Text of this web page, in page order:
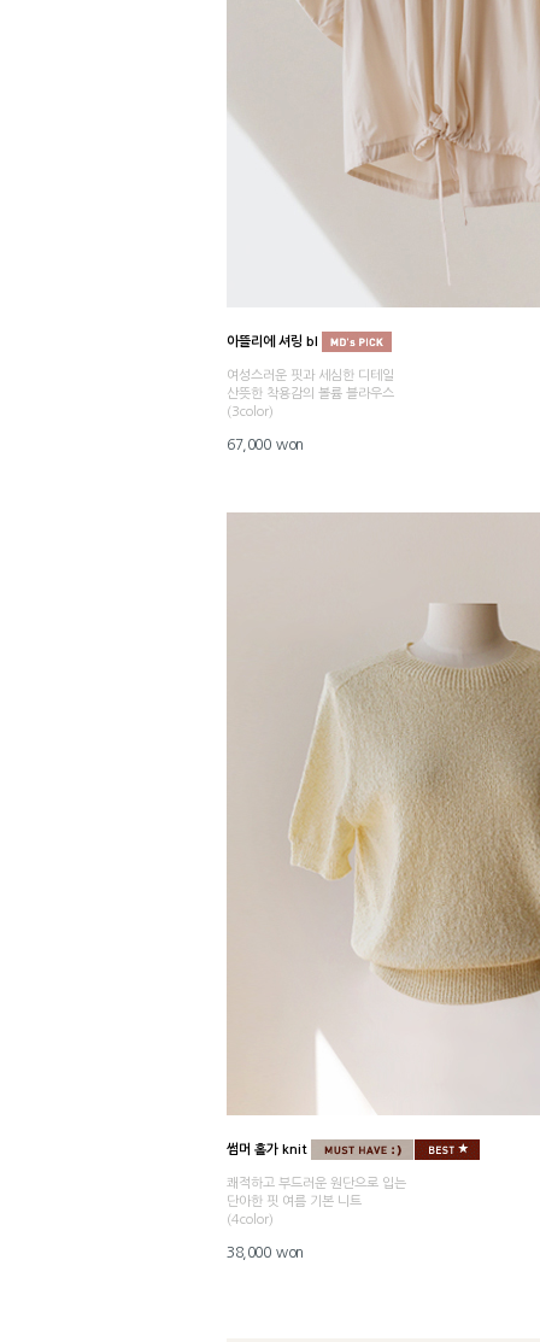
아뜰리에 셔링 bl
여성스러운 핏과 세심한 디테일
산뜻한 착용감의 볼륨 블라우스
(3color)
67,000 won
썸머 홀가 knit
쾌적하고 부드러운 원단으로 입는
단아한 핏 여름 기본 니트
(4color)
38,000 won